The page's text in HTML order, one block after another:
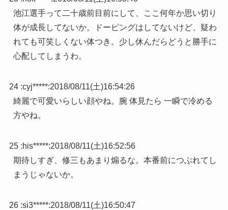
池江選手って二十歳前目前にして、ここ何年か思い切り
体が成長してないか。ドーピングはしてないけど、疑わ
れても可笑しくない体つき。少し休んだらどうと勝手に
心配してしまうわ。
24 :cyj*****:2018/08/11(土)16:54:26
綺麗で可愛いらしい顔やね。腕 体見たら 一瞬で冷める
方やね。
25 :his*****:2018/08/11(土)16:52:56
期待しすぎ、修三もあまり煽るな。本番前につぶれてし
まうじゃないか。
26 :si3*****:2018/08/11(土)16:50:47